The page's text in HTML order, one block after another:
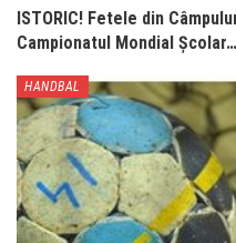
ISTORIC! Fetele din
Campionatul Mondial Școlar…
HANDBAL